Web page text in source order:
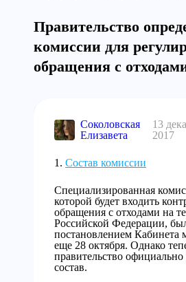
Правительство
комиссии для
обращения с
Соколовская
Елизавета
13
2017
Состав комиссии
Специализированная
которой будет входить
обращения с отходами на
Российской Федерации,
постановлением Кабинета
еще 28 октября. Однако
правительство официально
состав.